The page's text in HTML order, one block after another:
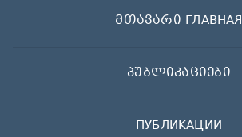
მთავარი ГЛАВНАЯ
პუბლიკაციები
ПУБЛИКАЦИИ